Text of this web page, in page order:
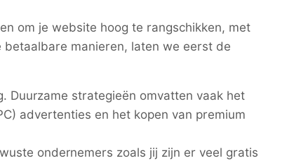
om je website hoog te rangschikken, met
manieren, laten we eerst de
Duurzame strategieën omvatten vaak het
advertenties en het kopen van premium
ondernemers zoals jij zijn er veel gratis